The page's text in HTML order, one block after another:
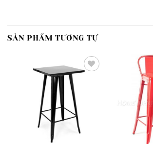
SẢN PHẨM TƯƠNG TỰ